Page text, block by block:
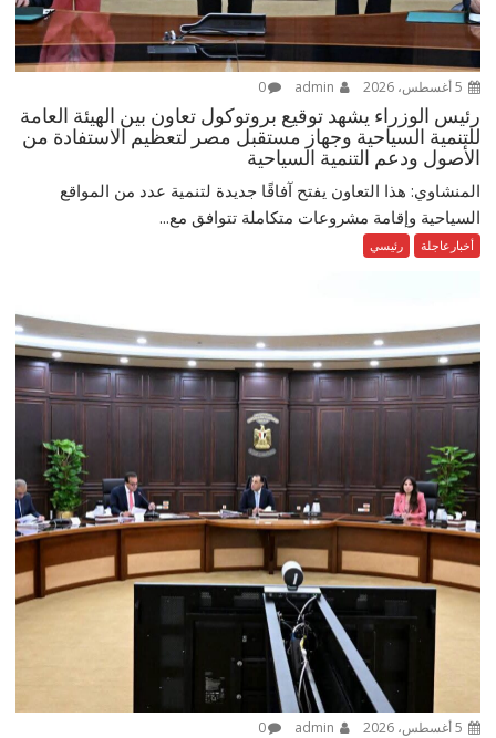
0
رئيس الوزراء يشهد توقيع بروتوكول تعاون بين الهيئة العامة
للتنمية السياحية وجهاز مستقبل مصر لتعظيم الاستفادة من
الأصول ودعم التنمية السياحية
المنشاوي: هذا التعاون يفتح آفاقًا جديدة لتنمية عدد من المواقع
السياحية وإقامة مشروعات متكاملة تتوافق مع...
أخبارعاجلة رئيسي
0